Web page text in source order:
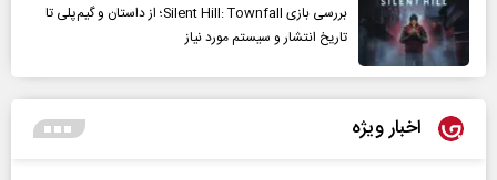
بررسی بازی Silent Hill: Townfall؛ از داستان و گیم‌پلی تا
تاریخ انتشار و سیستم مورد نیاز
اخبار ویژه